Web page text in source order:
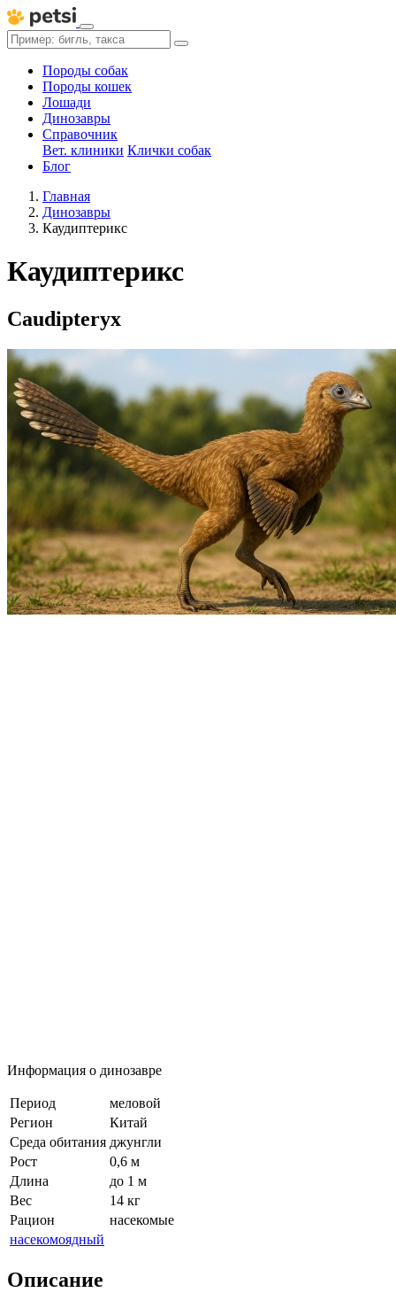
Породы собак
Породы кошек
Лошади
Динозавры
Справочник
Вет. клиники Клички собак
Блог
Главная
Динозавры
Каудиптерикс
Каудиптерикс
Caudipteryx
Информация о динозавре
Период
меловой
Регион
Китай
Среда обитания джунгли
Рост
0,6 м
Длина
до 1 м
Вес
14 кг
Рацион
насекомые
насекомоядный
Описание